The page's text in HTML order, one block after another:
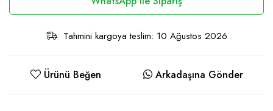
Tahmini kargoya teslim: 10 Ağustos 2026
Ürünü Beğen Arkadaşına Gönder